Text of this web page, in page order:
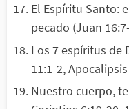
El Espíritu Santo:
pecado (Juan
Los 7 espíritus de
11:1-2,
Nuestro cuerpo,